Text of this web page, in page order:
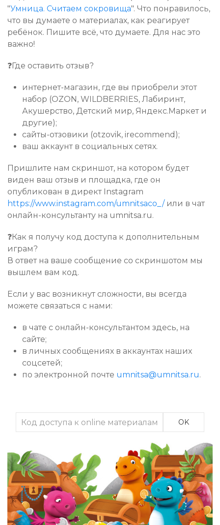
"Умница. Считаем сокровища". Что понравилось,
что вы думаете о материалах, как реагирует
ребёнок. Пишите всё, что думаете. Для нас это
важно!
❓Где оставить отзыв?
интернет-магазин, где вы приобрели этот
набор (OZON, WILDBERRIES, Лабиринт,
Акушерство, Детский мир, Яндекс.Маркет и
другие);
сайты-отзовики (otzovik, irecommend);
ваш аккаунт в социальных сетях. ⠀
Пришлите нам скриншот, на котором будет
виден ваш отзыв и площадка, где он
опубликован в директ Instagram
https://www.instagram.com/umnitsaco_/или в чат
онлайн-консультанту на umnitsa.ru.
❓Как я получу код доступа к дополнительным
играм?
В ответ на ваше сообщение со скриншотом мы
вышлем вам код.
Если у вас возникнут сложности, вы всегда
можете связаться с нами:
в чате с онлайн-консультантом здесь, на
сайте;
в личных сообщениях в аккаунтах наших
соцсетей;
по электронной почте umnitsa@umnitsa.ru.
OK